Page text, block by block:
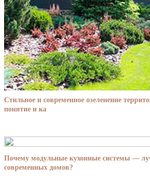
Стильное и современное озеленение
понятие и ка
Почему модульные кухонные системы —
современных домов?